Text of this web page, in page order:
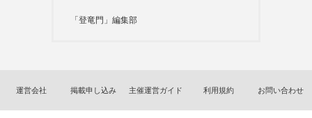
「登竜門」編集部
運営会社 掲載申し込み 主催運営ガイド 利用規約 お問い合わせ